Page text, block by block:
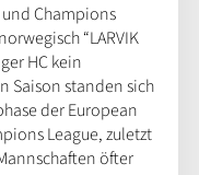
Champions
“LARVIK
HC kein
Saison standen sich
der European
League, zuletzt
öfter